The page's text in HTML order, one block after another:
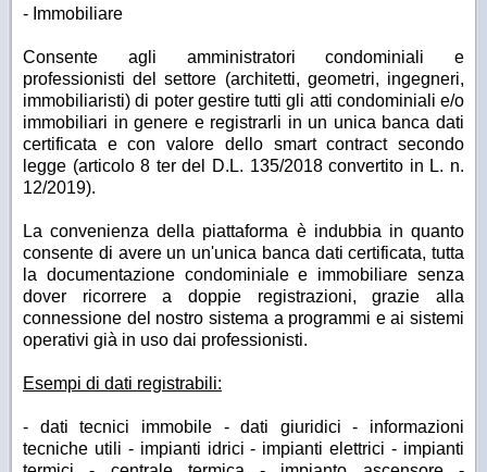
- Immobiliare
Consente agli amministratori condominiali e
professionisti del settore (architetti, geometri, ingegneri,
immobiliaristi) di poter gestire tutti gli atti condominiali e/o
immobiliari in genere e registrarli in un unica banca dati
certificata e con valore dello smart contract secondo
legge (articolo 8 ter del D.L. 135/2018 convertito in L. n.
12/2019).
La convenienza della piattaforma è indubbia in quanto
consente di avere un un'unica banca dati certificata, tutta
la documentazione condominiale e immobiliare senza
dover ricorrere a doppie registrazioni, grazie alla
connessione del nostro sistema a programmi e ai sistemi
operativi già in uso dai professionisti.
Esempi di dati registrabili:
- dati tecnici immobile - dati giuridici - informazioni
tecniche utili - impianti idrici - impianti elettrici - impianti